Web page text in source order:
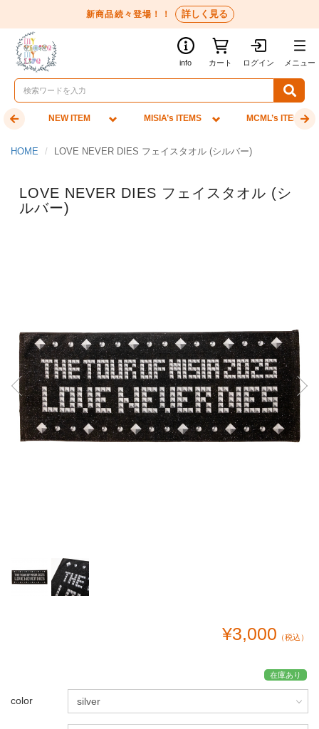
新商品続々登場！！ 詳しく見る
info カート ログイン メニュー
NEW ITEM MISIA’s ITEMS MCML’s ITEMS
HOME LOVE NEVER DIES フェイスタオル (シルバー)
LOVE NEVER DIES フェイスタオル (シ
ルバー)
¥3,000 （税込）
在庫あり
color